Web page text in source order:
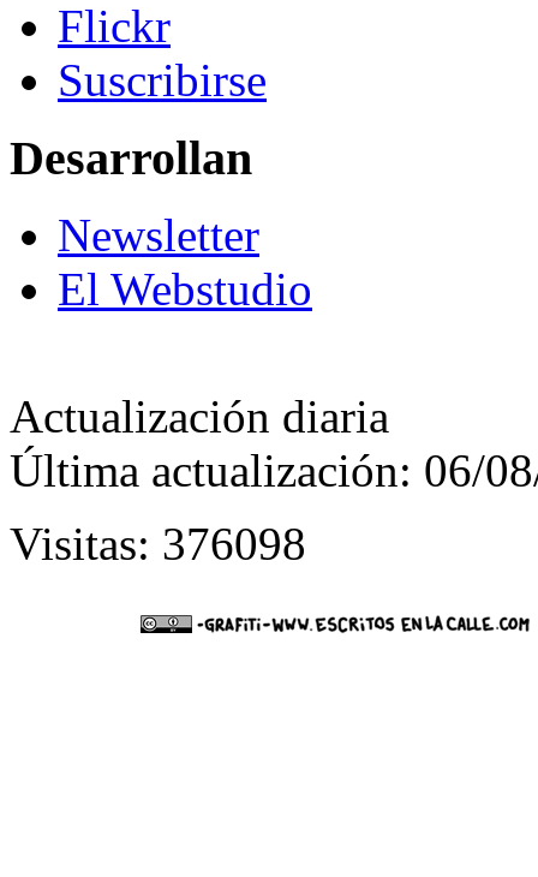
Flickr
Suscribirse
Desarrollan
Newsletter
El Webstudio
Actualización diaria
Última actualización: 06/
Visitas: 376098